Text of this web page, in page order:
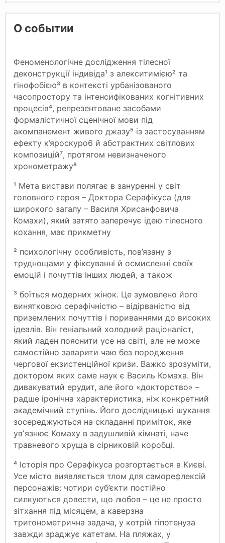
О событии
Феноменологічне дослідження тілесної
деконструкції індивіда¹ з алекситимією² та
гінофобією³ в контексті урбанізованого
часопростору та інтенсифікованих когнітивних
процесів⁴, репрезентоване засобами
формалістичної сценічної мови під
акомпанемент живого джазу⁵ із застосуванням
ефекту к’яроскуро6 й абстрактних світлових
композицій⁷, протягом невизначеного
хронометражу⁸
¹ Мета вистави полягає в зануренні у світ
головного героя – Доктора Серафікуса (для
широкого загалу – Василя Хрисанфовича
Комахи), який затято заперечує ідею тілесного
кохання, має прикметну
² психологічну особливість, пов’язану з
труднощами у фіксуванні й осмисленні своїх
емоцій і почуттів інших людей, а також
³ боїться модерних жінок. Це зумовлено його
винятковою серафічністю – відірваністю від
приземлених почуттів і пориваннями до високих
ідеалів. Він геніальний холодний раціоналіст,
який ладен пояснити усе на світі, але не може
самостійно заварити чаю без породження
чергової екзистенційної кризи. Важко зрозуміти,
доктором яких саме наук є Василь Комаха. Він
дивакуватий ерудит, але його «докторство» –
радше іронічна характеристика, ніж конкретний
академічний ступінь. Його дослідницькі шукання
зосереджуються на складанні приміток, яке
увʼязнює Комаху в задушливій кімнаті, наче
травневого хруща в сірниковій коробці.
⁴ Історія про Серафікуса розгортається в Києві.
Усе місто виявляється тлом для саморефлексій
персонажів: чотири суб’єкти постійно
силкуються довести, що любов – це не просто
зітхання під місяцем, а каверзна
тригонометрична задача, у котрій гіпотенуза
завжди зраджує катетам. На пляжах, у